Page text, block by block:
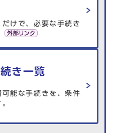
けで、必要な手続き
き一覧
能な手続きを、条件